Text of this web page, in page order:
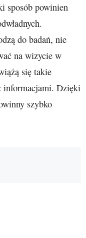
sposób powinien
do badań, nie
na wizycie w
się takie
informacjami. Dzięki
szybko